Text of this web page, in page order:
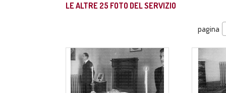
LE ALTRE 25 FOTO DEL SERVIZIO
pagina